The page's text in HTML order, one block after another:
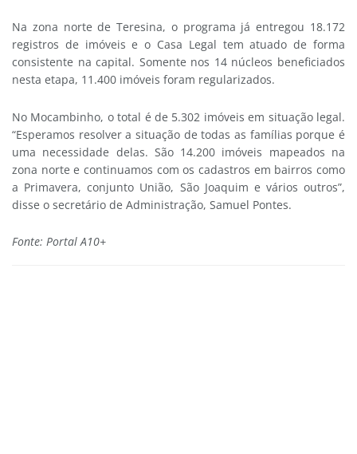
Na zona norte de Teresina, o programa já entregou 18.172
registros de imóveis e o Casa Legal tem atuado de forma
consistente na capital. Somente nos 14 núcleos beneficiados
nesta etapa, 11.400 imóveis foram regularizados.
No Mocambinho, o total é de 5.302 imóveis em situação legal.
“Esperamos resolver a situação de todas as famílias porque é
uma necessidade delas. São 14.200 imóveis mapeados na
zona norte e continuamos com os cadastros em bairros como
a Primavera, conjunto União, São Joaquim e vários outros”,
disse o secretário de Administração, Samuel Pontes.
Fonte: Portal A10+